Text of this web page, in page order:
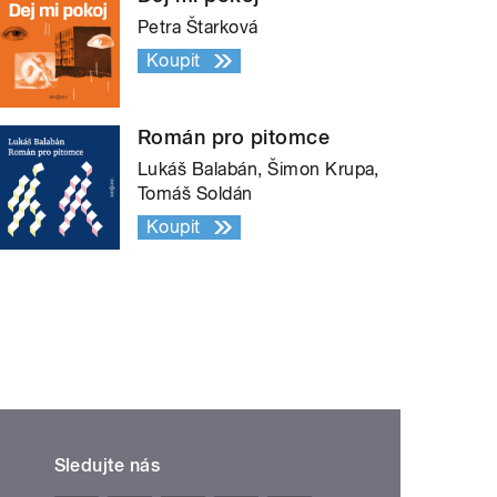
Petra Štarková
Koupit
Román pro pitomce
Lukáš Balabán, Šimon Krupa,
Tomáš Soldán
Koupit
Sledujte nás